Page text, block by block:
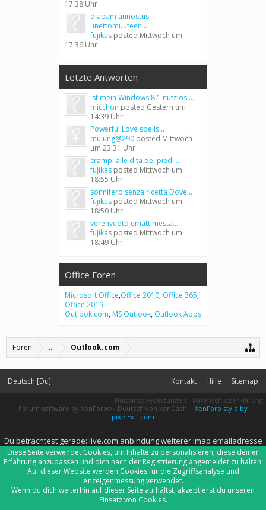
17:38 Uhr
diapam annostus
unettomuuteen...
fujikas posted Mittwoch um
17:36 Uhr
Letzte Antworten
Ist mein Windows 8.1 nutzlos,...
micchon posted Gestern um
14:39 Uhr
Powerful Love spells...
mulung@290 posted Mittwoch
um 23:31 Uhr
crampi alle dita dei piedi...
fujikas posted Mittwoch um
18:55 Uhr
sonnifero senza ricetta Dove...
fujikas posted Mittwoch um
18:50 Uhr
verenvuoto emättimestä...
fujikas posted Mittwoch um
18:49 Uhr
Office Foren
Microsoft Office,Office 2010, Office 365,
Office 2019
Outlook.com, MS Outlook, Outlook Apps
Foren ... Outlook.com
Deutsch [Du] Kontakt Hilfe Sitemap
Nutzungsbedingungen
Datenschutzerklärung
Forum software by XenForo® - Deutsch von xenDach | XenForo style by
pixelExit.com
Du betrachtest gerade: live.com anbindung weiterer imap emailadresse
Diese Seite verwendet Cookies, um Inhalte zu personalisieren, diese deiner
Erfahrung anzupassen und dich nach der Registrierung angemeldet zu halten.
Auf dieser Website werden Cookies für die Zugriffsanalyse und
Anzeigenmessung verwendet.
Wenn du dich weiterhin auf dieser Seite aufhältst, akzeptierst du unseren
Einsatz von Cookies.